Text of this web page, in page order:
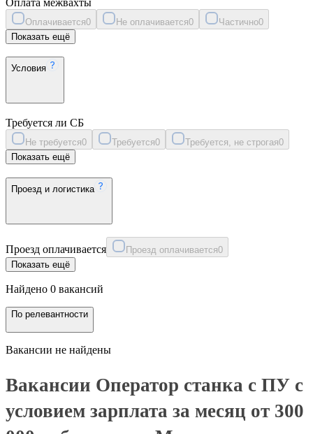
Оплачивается0 Не оплачивается0 Частично0
Показать ещё
Условия
Требуется ли СБ
Не требуется0 Требуется0 Требуется, не строгая0
Показать ещё
Проезд и логистика
Проезд оплачивается Проезд оплачивается0
Показать ещё
Найдено 0 вакансий
По релевантности
Вакансии не найдены
Вакансии Оператор станка с ПУ с
условием зарплата за месяц от 300